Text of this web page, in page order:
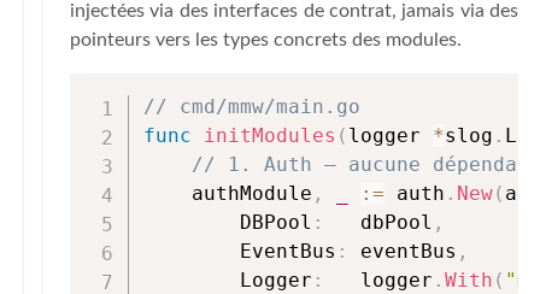
injectées via des interfaces de contrat, jamais via des
pointeurs vers les types concrets des modules.
// cmd/mmw/main.go
func
initModules ( logger *slog .
// 1. Auth — aucune
    authModule
, := auth . New(
        DBPool
:
   dbPool
,
        EventBus
: eventBus ,
        Logger
:
   logger
. With (